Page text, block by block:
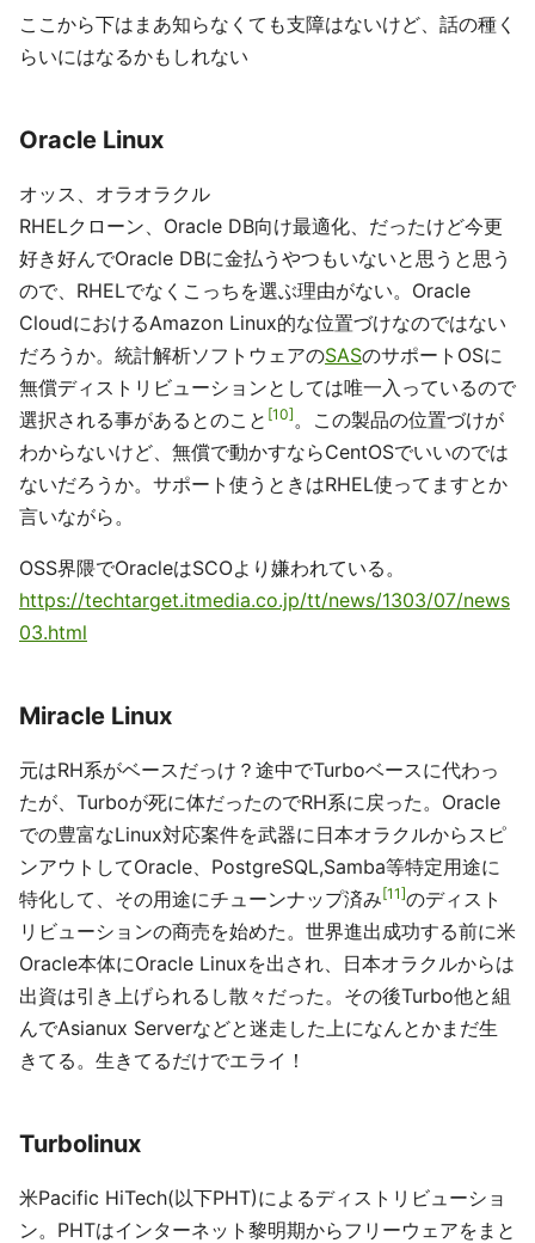
ここから下はまあ知らなくても支障はないけど、話の種く
らいにはなるかもしれない
Oracle Linux
オッス、オラオラクル
RHELクローン、Oracle DB向け最適化、だったけど今更
好き好んでOracle DBに金払うやつもいないと思うと思う
ので、RHELでなくこっちを選ぶ理由がない。Oracle
CloudにおけるAmazon Linux的な位置づけなのではない
だろうか。統計解析ソフトウェアのSASのサポートOSに
無償ディストリビューションとしては唯一入っているので
選択される事があるとのこと 10 。この製品の位置づけが
わからないけど、無償で動かすならCentOSでいいのでは
ないだろうか。サポート使うときはRHEL使ってますとか
言いながら。
OSS界隈でOracleはSCOより嫌われている。
https://techtarget.itmedia.co.jp/tt/news/1303/07/news
03.html
Miracle Linux
元はRH系がベースだっけ？途中でTurboベースに代わっ
たが、Turboが死に体だったのでRH系に戻った。Oracle
での豊富なLinux対応案件を武器に日本オラクルからスピ
ンアウトしてOracle、PostgreSQL,Samba等特定用途に
特化して、その用途にチューンナップ済み 11 のディスト
リビューションの商売を始めた。世界進出成功する前に米
Oracle本体にOracle Linuxを出され、日本オラクルからは
出資は引き上げられるし散々だった。その後Turbo他と組
んでAsianux Serverなどと迷走した上になんとかまだ生
きてる。生きてるだけでエライ！
Turbolinux
米Pacific HiTech(以下PHT)によるディストリビューショ
ン。PHTはインターネット黎明期からフリーウェアをまと